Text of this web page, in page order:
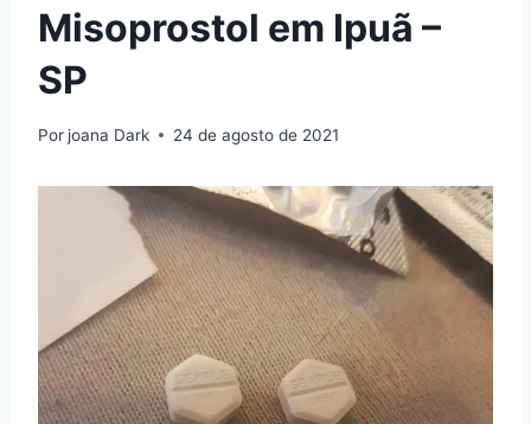
Misoprostol em Ipuã –
SP
Por joana Dark 24 de agosto de 2021